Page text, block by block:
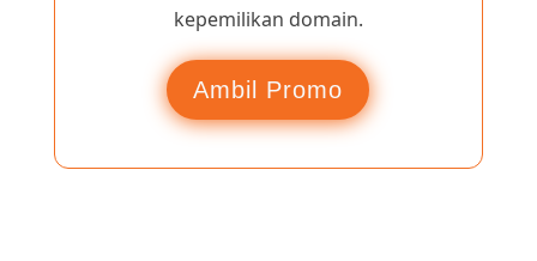
kepemilikan domain.
Ambil Promo